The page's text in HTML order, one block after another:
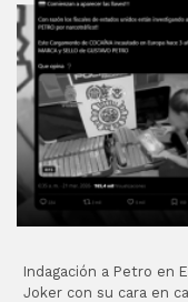
Indagación a Petro en
Joker con su cara en